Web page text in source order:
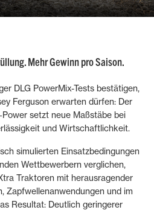
Mehr Gewinn pro Saison.
DLG PowerMix-Tests bestätigen,
Ferguson erwarten dürfen: Der
setzt neue Maßstäbe bei
und Wirtschaftlichkeit.
simulierten Einsatzbedingungen
Wettbewerbern verglichen,
Traktoren mit herausragender
Zapfwellenanwendungen und im
Resultat: Deutlich geringerer